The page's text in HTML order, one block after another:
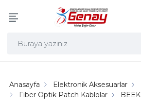
Anasayfa Elektronik Aksesuarlar
Fiber Optik Patch Kablolar
BEEK